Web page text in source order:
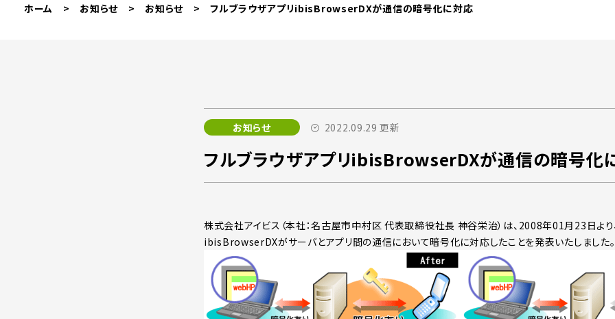
ホーム > お知らせ > お知らせ>フルブラウザアプリibisBrowserDXが通信の暗号化に対応
お知らせ 2022.09.29 更新
フルブラウザアプリibisBrowserDXが通信の暗号化
株式会社アイビス（本社：名古屋市中村区 代表取締役社長 神谷栄治）は、2008年01月23日よ
ibisBrowserDXがサーバとアプリ間の通信において暗号化に対応したことを発表いたしました。